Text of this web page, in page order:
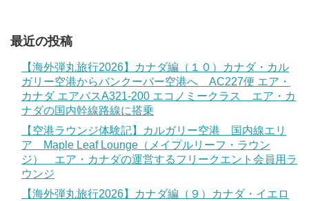
最近の投稿
【海外弾丸旅行2026】カナダ編（１０）カナダ・カル
ガリー空港からバンクーバー空港へ AC227便 エア・
カナダ エアバスA321-200 エコノミークラス エア・カ
ナダの国内幹線路線に搭乗
【空港ラウンジ体験記】カルガリー空港 国内線エリ
ア Maple Leaf Lounge（メイプルリーフ・ラウン
ジ） エア・カナダの運営するフリークエント会員用ラ
ウンジ
【海外弾丸旅行2026】カナダ編（９）カナダ・イエロ